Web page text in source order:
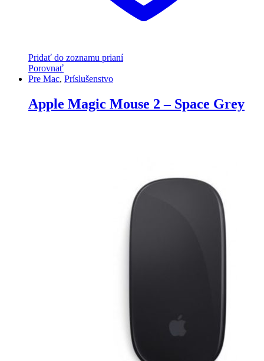
Pridať do zoznamu prianí
Porovnať
Pre Mac, Príslušenstvo
Apple Magic Mouse 2 – Space Grey